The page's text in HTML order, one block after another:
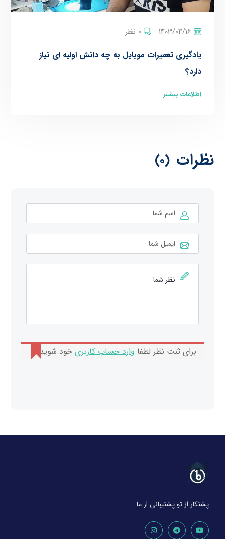
1403/04/16 0 نظر
یادگیری تعمیرات موبایل به چه دانش اولیه ای نیاز
دارد؟
اطلاعات بیشتر
نظرات (0)
برای ثبت نظر لطفا وارد حساب کاربری خود شوید.
پشتکار از تو پشتیبانی از ما